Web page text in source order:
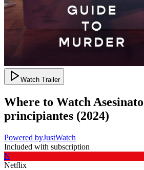
Watch Trailer
Where to Watch
principiantes (2024)
Powered byJustWatch
Included with subscription
N
Netflix